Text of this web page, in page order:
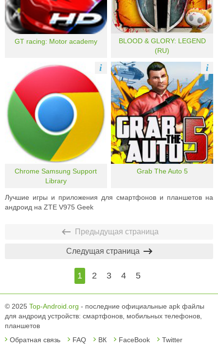
GT racing: Motor academy
BLOOD & GLORY: LEGEND
(RU)
Chrome Samsung Support
Library
i
Grab The Auto 5
i
Лучшие игры и приложения для смартфонов и планшетов на
андроид на ZTE V975 Geek
Предыдущая страница
1 2 3 4 5
Следущая страница
© 2025 Top-Android.org - последние официальные apk файлы
для андроид устройств: смартфонов, мобильных телефонов,
планшетов
Обратная связь
FAQ ВК FaceBook Twitter